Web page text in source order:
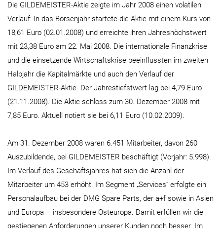
Die GILDEMEISTER-Aktie zeigte im Jahr 2008 einen volatilen
Verlauf: In das Börsenjahr startete die Aktie mit einem Kurs von
18,61 Euro (02.01.2008) und erreichte ihren Jahreshöchstwert
mit 23,38 Euro am 22. Mai 2008. Die internationale Finanzkrise
und die einsetzende Wirtschaftskrise beeinflussten im zweiten
Halbjahr die Kapitalmärkte und auch den Verlauf der
GILDEMEISTER-Aktie. Der Jahrestiefstwert lag bei 4,79 Euro
(21.11.2008). Die Aktie schloss zum 30. Dezember 2008 mit
7,85 Euro. Aktuell notiert sie bei 6,11 Euro (10.02.2009).
Am 31. Dezember 2008 waren 6.451 Mitarbeiter, davon 260
Auszubildende, bei GILDEMEISTER beschäftigt (Vorjahr: 5.998).
Im Verlauf des Geschäftsjahres hat sich die Anzahl der
Mitarbeiter um 453 erhöht. Im Segment „Services“ erfolgte ein
Personalaufbau bei der DMG Spare Parts, der a+f sowie in Asien
und Europa – insbesondere Osteuropa. Damit erfüllen wir die
gestiegenen Anforderungen unserer Kunden noch besser. Im